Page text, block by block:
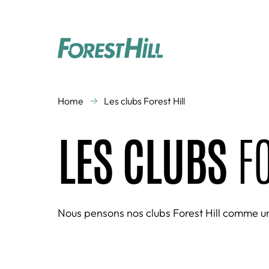
Danse
Gym Enfants
Renforcement
musculaire
Running
Home Les clubs Forest Hill
LES CLUBS
Nous pensons nos clubs Forest Hill comme